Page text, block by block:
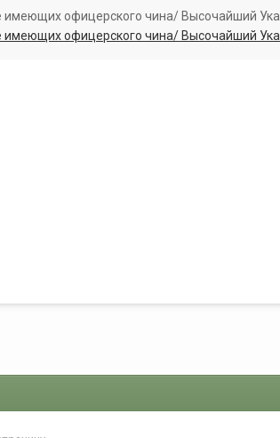
офицерского чина/ Высочайший
имеющих офицерского чина/ Высочайший